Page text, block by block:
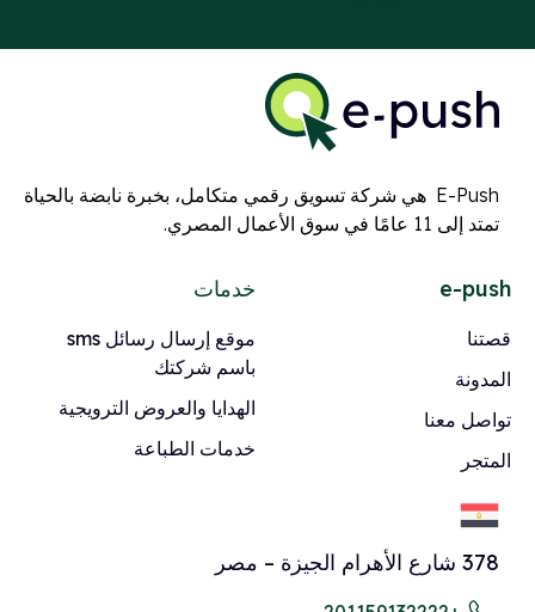
E-Push هي شركة تسويق رقمي متكامل، بخبرة نابضة بالحياة
تمتد إلى 11 عامًا في سوق الأعمال المصري.
e-push
قصتنا
المدونة
تواصل معنا
المتجر
خدمات
موقع إرسال رسائل sms
باسم شركتك
الهدايا والعروض الترويجية
خدمات الطباعة
378 شارع الأهرام الجيزة – مصر